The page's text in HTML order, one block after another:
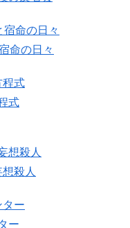
命の日々
式
殺人
ー